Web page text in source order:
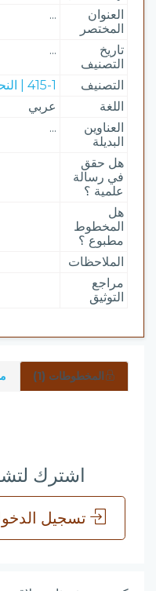
العنوان
المختصر
...
تاريخ
التصنيف
...
التصنيف
415-1 | النحو
اللغة
عربي
العناوين
البديلة
...
هل حقق
في رسالة
علمية ؟
هل
المخطوط
مطبوع ؟
الملاحظات
مراجع
التوثيق
المخطوطات (1)
اشترك
تسجيل